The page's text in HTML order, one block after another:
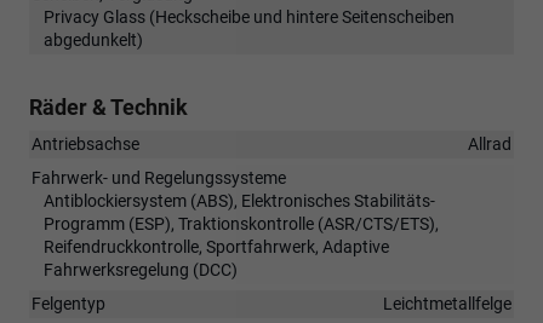
Privacy Glass (Heckscheibe und hintere Seitenscheiben
abgedunkelt)
Räder & Technik
Antriebsachse
Allrad
Fahrwerk- und Regelungssysteme
Antiblockiersystem (ABS), Elektronisches Stabilitäts-
Programm (ESP), Traktionskontrolle (ASR/CTS/ETS),
Reifendruckkontrolle, Sportfahrwerk, Adaptive
Fahrwerksregelung (DCC)
Felgentyp
Leichtmetallfelge